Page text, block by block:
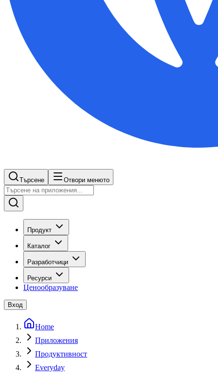
Търсене Отвори менюто
Продукт
Каталог
Разработчици
Ресурси
Ценообразуване
Вход
Home
Приложения
Продуктивност
Everyday